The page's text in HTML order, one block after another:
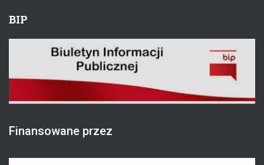
BIP
Finansowane przez